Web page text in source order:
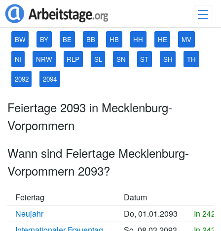
BW BY BE BB HB HH HE MV
NI NRW RLP SL SN ST SH TH
2092 2094
Feiertage 2093 in Mecklenburg-
Vorpommern
Wann sind Feiertage Mecklenburg-
Vorpommern 2093?
Feiertag
Datum
Neujahr
Do, 01.01.2093
In